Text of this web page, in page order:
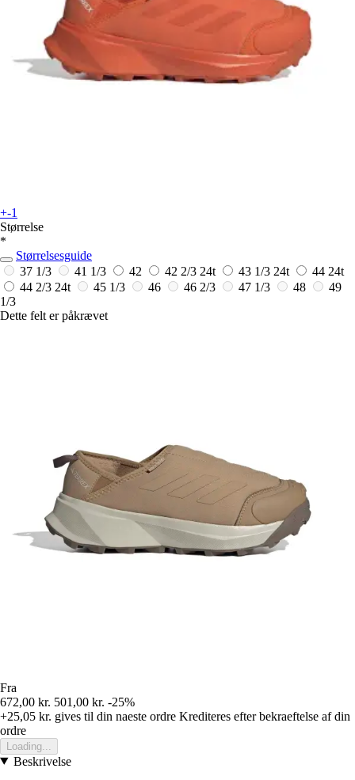
+-1
Størrelse
*
Størrelsesguide
37 1/3
41 1/3 42 42 2/3 24t 43 1/3 24t 44 24t
44 2/3 24t 45 1/3 46 46 2/3 47 1/3 48
49
1/3
Dette felt er påkrævet
Fra
672,00 kr. 501,00 kr. -25%
+25,05 kr. gives til din naeste ordre Krediteres efter bekraeftelse af din
ordre
Loading...
Beskrivelse